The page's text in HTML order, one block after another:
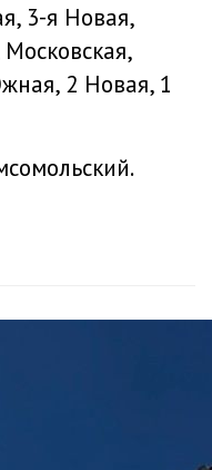
3-я Новая,
2 Новая, 1